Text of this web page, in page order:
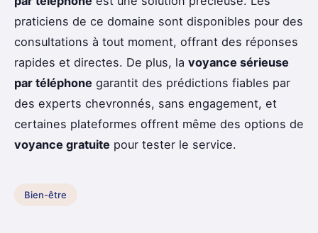
praticiens de ce domaine sont disponibles pour des
consultations à tout moment, offrant des réponses
rapides et directes. De plus, la voyance sérieuse
par téléphone garantit des prédictions fiables par
des experts chevronnés, sans engagement, et
certaines plateformes offrent même des options de
voyance gratuite pour tester le service.
Bien-être